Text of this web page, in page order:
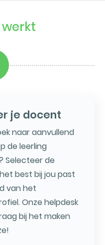
je docent
naar aanvullend
de leerling
Selecteer de
best bij jou past
van het
Onze helpdesk
bij het maken